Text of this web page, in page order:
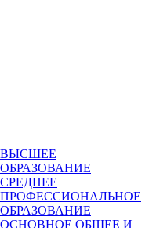
ВЫСШЕЕ
ОБРАЗОВАНИЕ
СРЕДНЕЕ
ПРОФЕССИОНАЛЬНОЕ
ОБРАЗОВАНИЕ
ОСНОВНОЕ ОБЩЕЕ И